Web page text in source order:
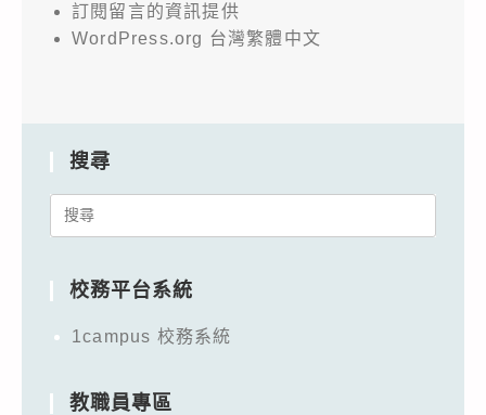
訂閱留言的資訊提供
WordPress.org 台灣繁體中文
搜尋
Search
校務平台系統
1campus 校務系統
教職員專區